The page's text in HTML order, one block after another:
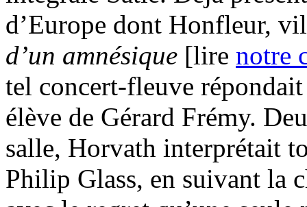
d’Europe dont Honfleur,
d’un amnésique [lire notre
tel concert-fleuve
élève de Gérard Frémy.
salle, Horvath interprétait
Philip Glass, en suivant la